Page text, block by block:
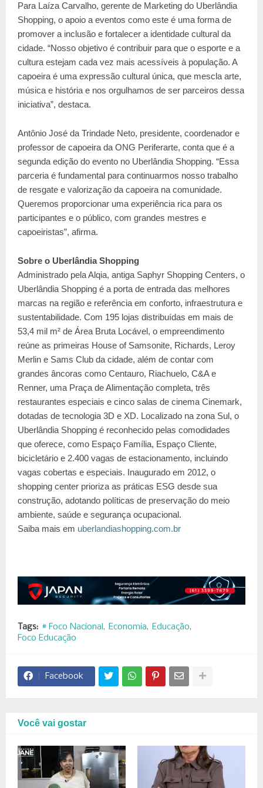
Para Laíza Carvalho, gerente de Marketing do Uberlândia
Shopping, o apoio a eventos como este é uma forma de
promover a inclusão e fortalecer a identidade cultural da
cidade. “Nosso objetivo é contribuir para que o esporte e a
cultura estejam cada vez mais acessíveis à população. A
capoeira é uma expressão cultural única, que mescla arte,
música e história e nos orgulhamos de ser parceiros dessa
iniciativa”, destaca.
Antônio José da Trindade Neto, presidente, coordenador e
professor de capoeira da ONG Periferarte, conta que é a
segunda edição do evento no Uberlândia Shopping. “Essa
parceria é fundamental para continuarmos nosso trabalho
de resgate e valorização da capoeira na comunidade.
Queremos proporcionar uma experiência rica para os
participantes e o público, com grandes mestres e
capoeiristas”, afirma.
Sobre o Uberlândia Shopping
Administrado pela Alqia, antiga Saphyr Shopping Centers, o
Uberlândia Shopping é a porta de entrada das melhores
marcas na região e referência em conforto, infraestrutura e
sustentabilidade. Com 195 lojas distribuídas em mais de
53,4 mil m² de Área Bruta Locável, o empreendimento
reúne as primeiras House of Samsonite, Richards, Leroy
Merlin e Sams Club da cidade, além de contar com
grandes âncoras como Centauro, Riachuelo, C&A e
Renner, uma Praça de Alimentação completa, três
restaurantes especiais e cinco salas de cinema Cinemark,
dotadas de tecnologia 3D e XD. Localizado na zona Sul, o
Uberlândia Shopping é reconhecido pelas comodidades
que oferece, como Espaço Família, Espaço Cliente,
bicicletário e 2.400 vagas de estacionamento, incluindo
vagas cobertas e especiais. Inaugurado em 2012, o
shopping center prioriza as práticas ESG desde sua
construção, adotando políticas de preservação do meio
ambiente, saúde e segurança ocupacional.
Saiba mais em uberlandiashopping.com.br
Tags: # Foco Nacional Economia
Educação
Foco Educação
Facebook
Você vai gostar